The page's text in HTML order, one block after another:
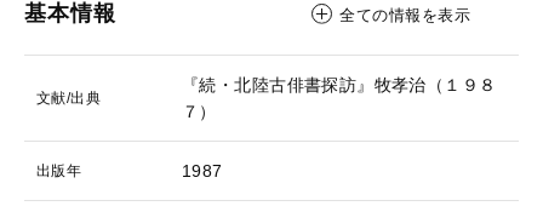
基本情報 全ての情報を表示
文献/出典
『続・北陸古俳書探訪』牧孝治（１９８
７）
出版年 1987